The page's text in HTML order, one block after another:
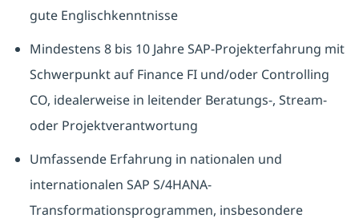
gute Englischkenntnisse
Mindestens 8 bis 10 Jahre SAP-Projekterfahrung mit
Schwerpunkt auf Finance FI und/oder Controlling
CO, idealerweise in leitender Beratungs-, Stream-
oder Projektverantwortung
Umfassende Erfahrung in nationalen und
internationalen SAP S/4HANA-
Transformationsprogrammen, insbesondere